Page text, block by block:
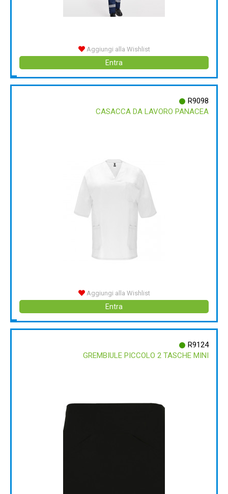
Aggiungi alla Wishlist
Entra
R9098
CASACCA DA LAVORO PANACEA
Aggiungi alla Wishlist
Entra
R9124
GREMBIULE PICCOLO 2 TASCHE MINI